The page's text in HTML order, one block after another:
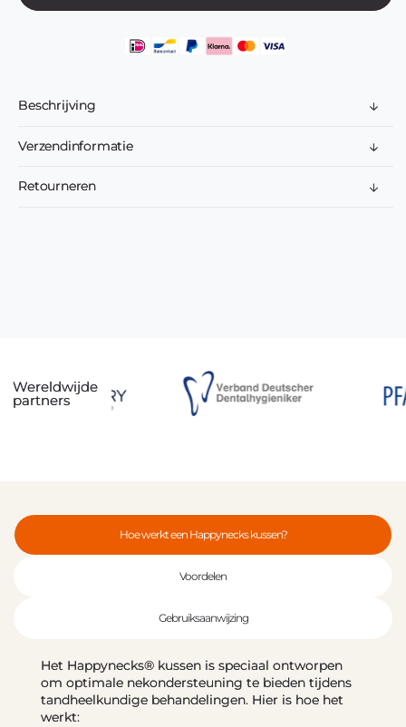
Beschrijving
Verzendinformatie
Retourneren
Wereldwijde
partners
Hoe werkt een Happynecks kussen?
Voordelen
Gebruiksaanwijzing
Het Happynecks® kussen is speciaal ontworpen
om optimale nekondersteuning te bieden tijdens
tandheelkundige behandelingen. Hier is hoe het
werkt: